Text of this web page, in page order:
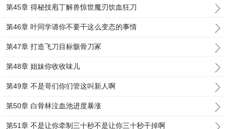
第45章 得秘技庖丁解兽惊世魔刃饮血狂刀
第46章 叶同学请你不要干这么变态的事情
第47章 打造飞刀目标骸骨刀冢
第48章 姐妹你收收味儿
第49章 不是哥们你们管这叫新人啊
第50章 白骨林泣血池进度暴涨
第51章 不是让你牵制三十秒不是让你三十秒干掉啊